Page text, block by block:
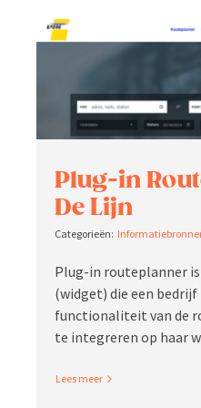
Plug-in
De Lijn
Plug-in route­planner
(widget) die een
functi­o­na­liteit van de
te integreren op haar
Read More